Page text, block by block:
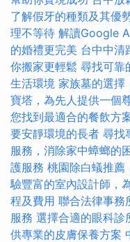
了解假牙的種類及其優
理不等待 解讀Google
的婚禮更完美 台中中清
你搬家更輕鬆 尋找可靠
生活環境 家族墓的選擇
寶塔，為先人提供一個
您找到最適合的餐飲方
要安靜環境的長者 尋找
服務，消除家中蟑螂的
護服務 桃園除白蟻推薦
驗豐富的室內設計師，
程及費用 聯合法律事務
服務 選擇合適的眼科診
供專業的皮膚保養方案